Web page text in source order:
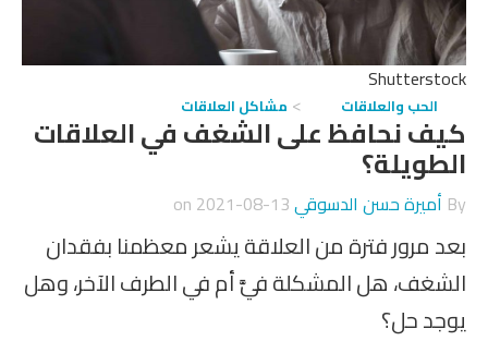
Shutterstock
الحب والعلاقات مشاكل العلاقات
كيف نحافظ على الشغف في العلاقات
الطويلة؟
By أميرة حسن الدسوقي2021-08-13
بعد مرور فترة من العلاقة يشعر معظمنا بفقدان
الشغف، هل المشكلة فيَّ أم في الطرف الآخر، وهل
يوجد حل؟